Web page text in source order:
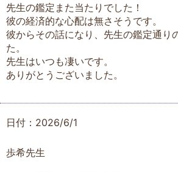
先生の鑑定また当たりでした！
彼の経済的な心配は無さそうです。
彼からその話になり、先生の鑑定通り
た。
先生はいつも凄いです。
ありがとうございました。
日付：2026/6/1
歩希先生